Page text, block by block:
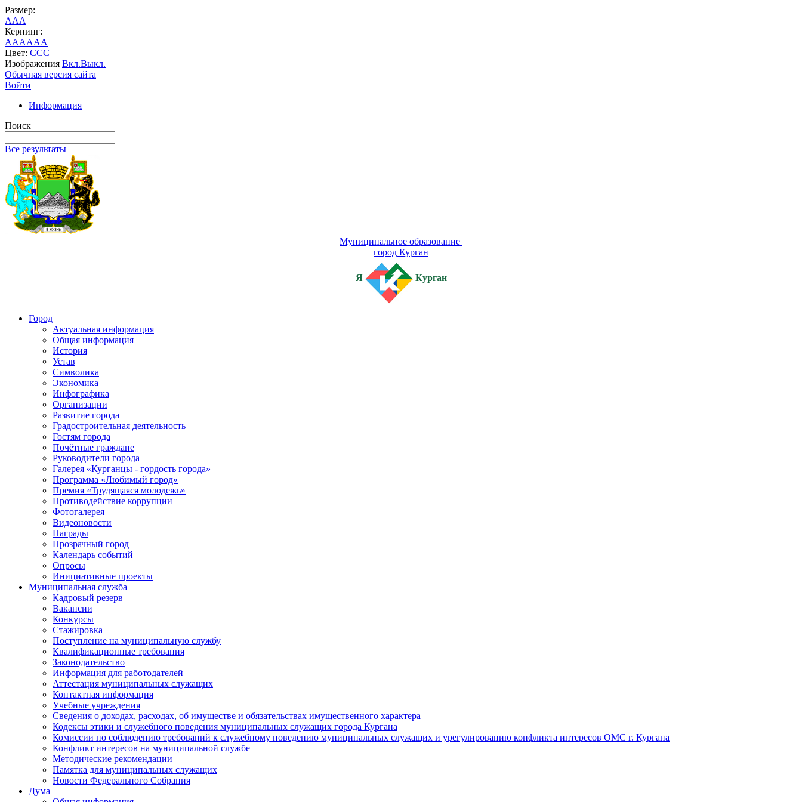
Размер:
AAA
Кернинг:
AAAAAA
Цвет: CCC
Изображения Вкл.Выкл.
Обычная версия сайта
Войти
Информация
Поиск
Все результаты
Муниципальное образование
город Курган
Я Курган
Город
Актуальная информация
Общая информация
История
Устав
Символика
Экономика
Инфографика
Организации
Развитие города
Градостроительная деятельность
Гостям города
Почётные граждане
Руководители города
Галерея «Курганцы - гордость города»
Программа «Любимый город»
Премия «Трудящаяся молодежь»
Противодействие коррупции
Фотогалерея
Видеоновости
Награды
Прозрачный город
Календарь событий
Опросы
Инициативные проекты
Муниципальная служба
Кадровый резерв
Вакансии
Конкурсы
Стажировка
Поступление на муниципальную службу
Квалификационные требования
Законодательство
Информация для работодателей
Аттестация муниципальных служащих
Контактная информация
Учебные учреждения
Сведения о доходах, расходах, об имуществе и обязательствах имущественного характера
Кодексы этики и служебного поведения муниципальных служащих города Кургана
Комиссии по соблюдению требований к служебному поведению муниципальных служащих и урегулированию конфликта интересов ОМС г. Кургана
Конфликт интересов на муниципальной службе
Методические рекомендации
Памятка для муниципальных служащих
Новости Федерального Cобрания
Дума